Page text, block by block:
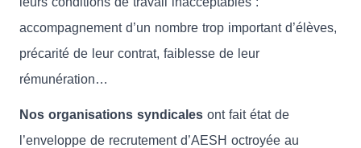
accompagnement d’un nombre trop important d’élèves,
précarité de leur contrat, faiblesse de leur
rémunération…
Nos organisations syndicales ont fait état de
l’enveloppe de recrutement d’AESH octroyée au